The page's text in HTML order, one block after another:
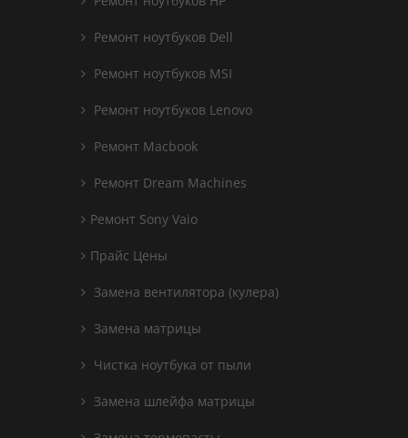
Ремонт ноутбуков Dell
Ремонт ноутбуков MSI
Ремонт ноутбуков Lenovo
Ремонт Macbook
Ремонт Dream Machines
Ремонт Sony Vaio
Прайс Цены
Замена вентилятора (кулера)
Замена матрицы
Чистка ноутбука от пыли
Замена шлейфа матрицы